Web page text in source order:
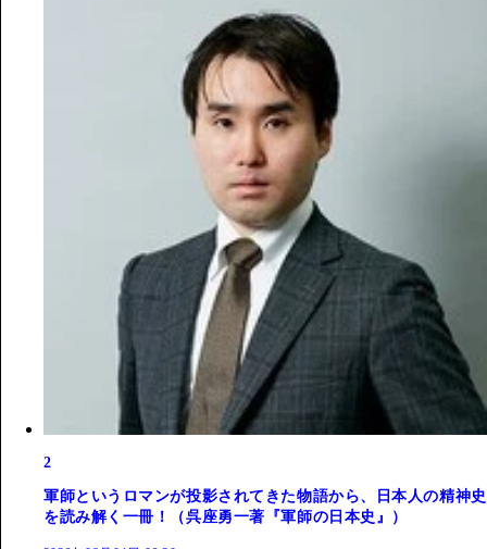
2
軍師というロマンが投影されてきた物語から、日本人の精神史
を読み解く一冊！（呉座勇一著『軍師の日本史』）